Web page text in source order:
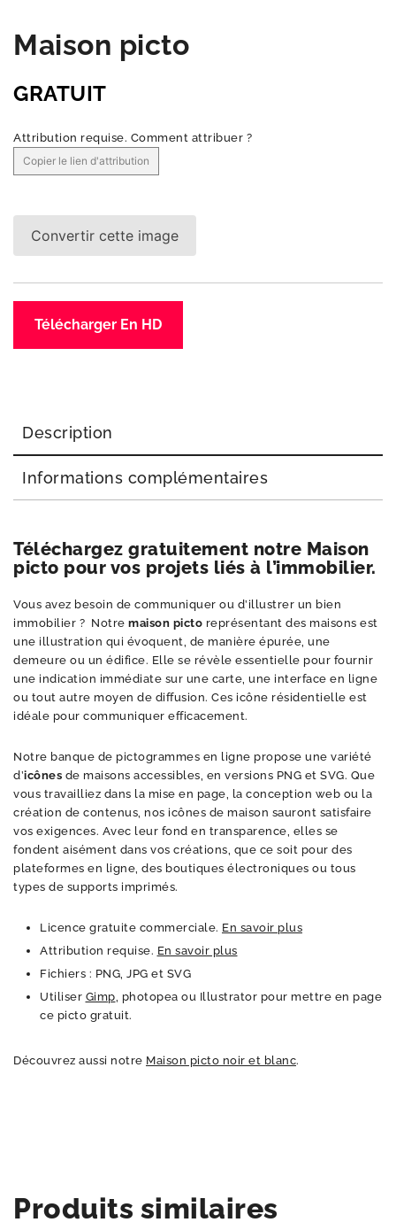
Maison picto
GRATUIT
Attribution requise. Comment attribuer ?
Copier le lien d'attribution
Convertir cette image
Télécharger En HD
Description
Informations complémentaires
Téléchargez gratuitement notre Maison
picto pour vos projets liés à l’immobilier.
Vous avez besoin de communiquer ou d’illustrer un bien
immobilier ? Notre maison picto représentant des maisons est
une illustration qui évoquent, de manière épurée, une
demeure ou un édifice. Elle se révèle essentielle pour fournir
une indication immédiate sur une carte, une interface en ligne
ou tout autre moyen de diffusion. Ces icône résidentielle est
idéale pour communiquer efficacement.
Notre banque de pictogrammes en ligne propose une variété
d’icônes de maisons accessibles, en versions PNG et SVG. Que
vous travailliez dans la mise en page, la conception web ou la
création de contenus, nos icônes de maison sauront satisfaire
vos exigences. Avec leur fond en transparence, elles se
fondent aisément dans vos créations, que ce soit pour des
plateformes en ligne, des boutiques électroniques ou tous
types de supports imprimés.
Licence gratuite commerciale. En savoir plus
Attribution requise. En savoir plus
Fichiers : PNG, JPG et SVG
Utiliser Gimp, photopea ou Illustrator pour mettre en page
ce picto gratuit.
Découvrez aussi notre Maison picto noir et blanc.
Produits similaires